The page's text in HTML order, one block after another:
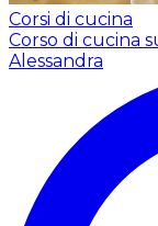
Corsi di cucina
Corso di cucina
Alessandra